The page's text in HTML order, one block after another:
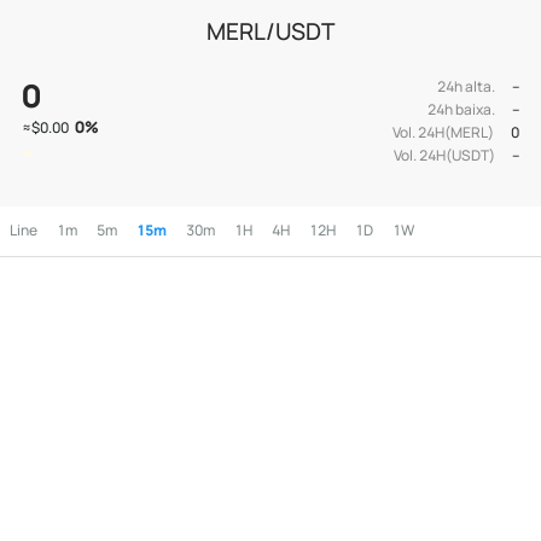
MERL/USDT
0
≈$0.00 0%
24h alta.
--
24h baixa.
--
Vol. 24H(MERL)
0
Vol. 24H(USDT)
--
Line 1m 5m 15m 30m 1H 4H 12H 1D 1W